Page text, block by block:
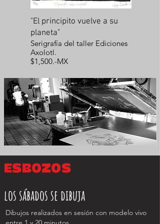
"El principito vuelve a su
planeta"
Serigrafía del taller Ediciones
Axolotl.
$1,500.-MX
ESBOZOS
los sábados se dibuja
Dibujos realizados en sesión con modelo vivo